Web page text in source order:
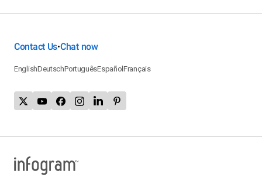
Contact Us•Chat now
EnglishDeutschPortuguêsEspañolFrançais